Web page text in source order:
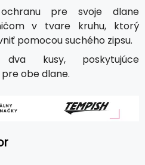
pre svoje dlane
v tvare kruhu, ktorý
pomocou suchého zipsu.
dva kusy, poskytujúce
obe dlane.